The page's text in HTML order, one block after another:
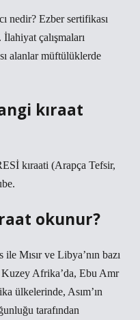
nedir? Ezber sertifikası
çalışmaları
alanlar müftülüklerde
kıraat
kıraati (Arapça Tefsir,
okunur?
Mısır ve Libya’nın bazı
Kuzey Afrika’da, Ebu Amr
ülkelerinde, Asım’ın
tarafından